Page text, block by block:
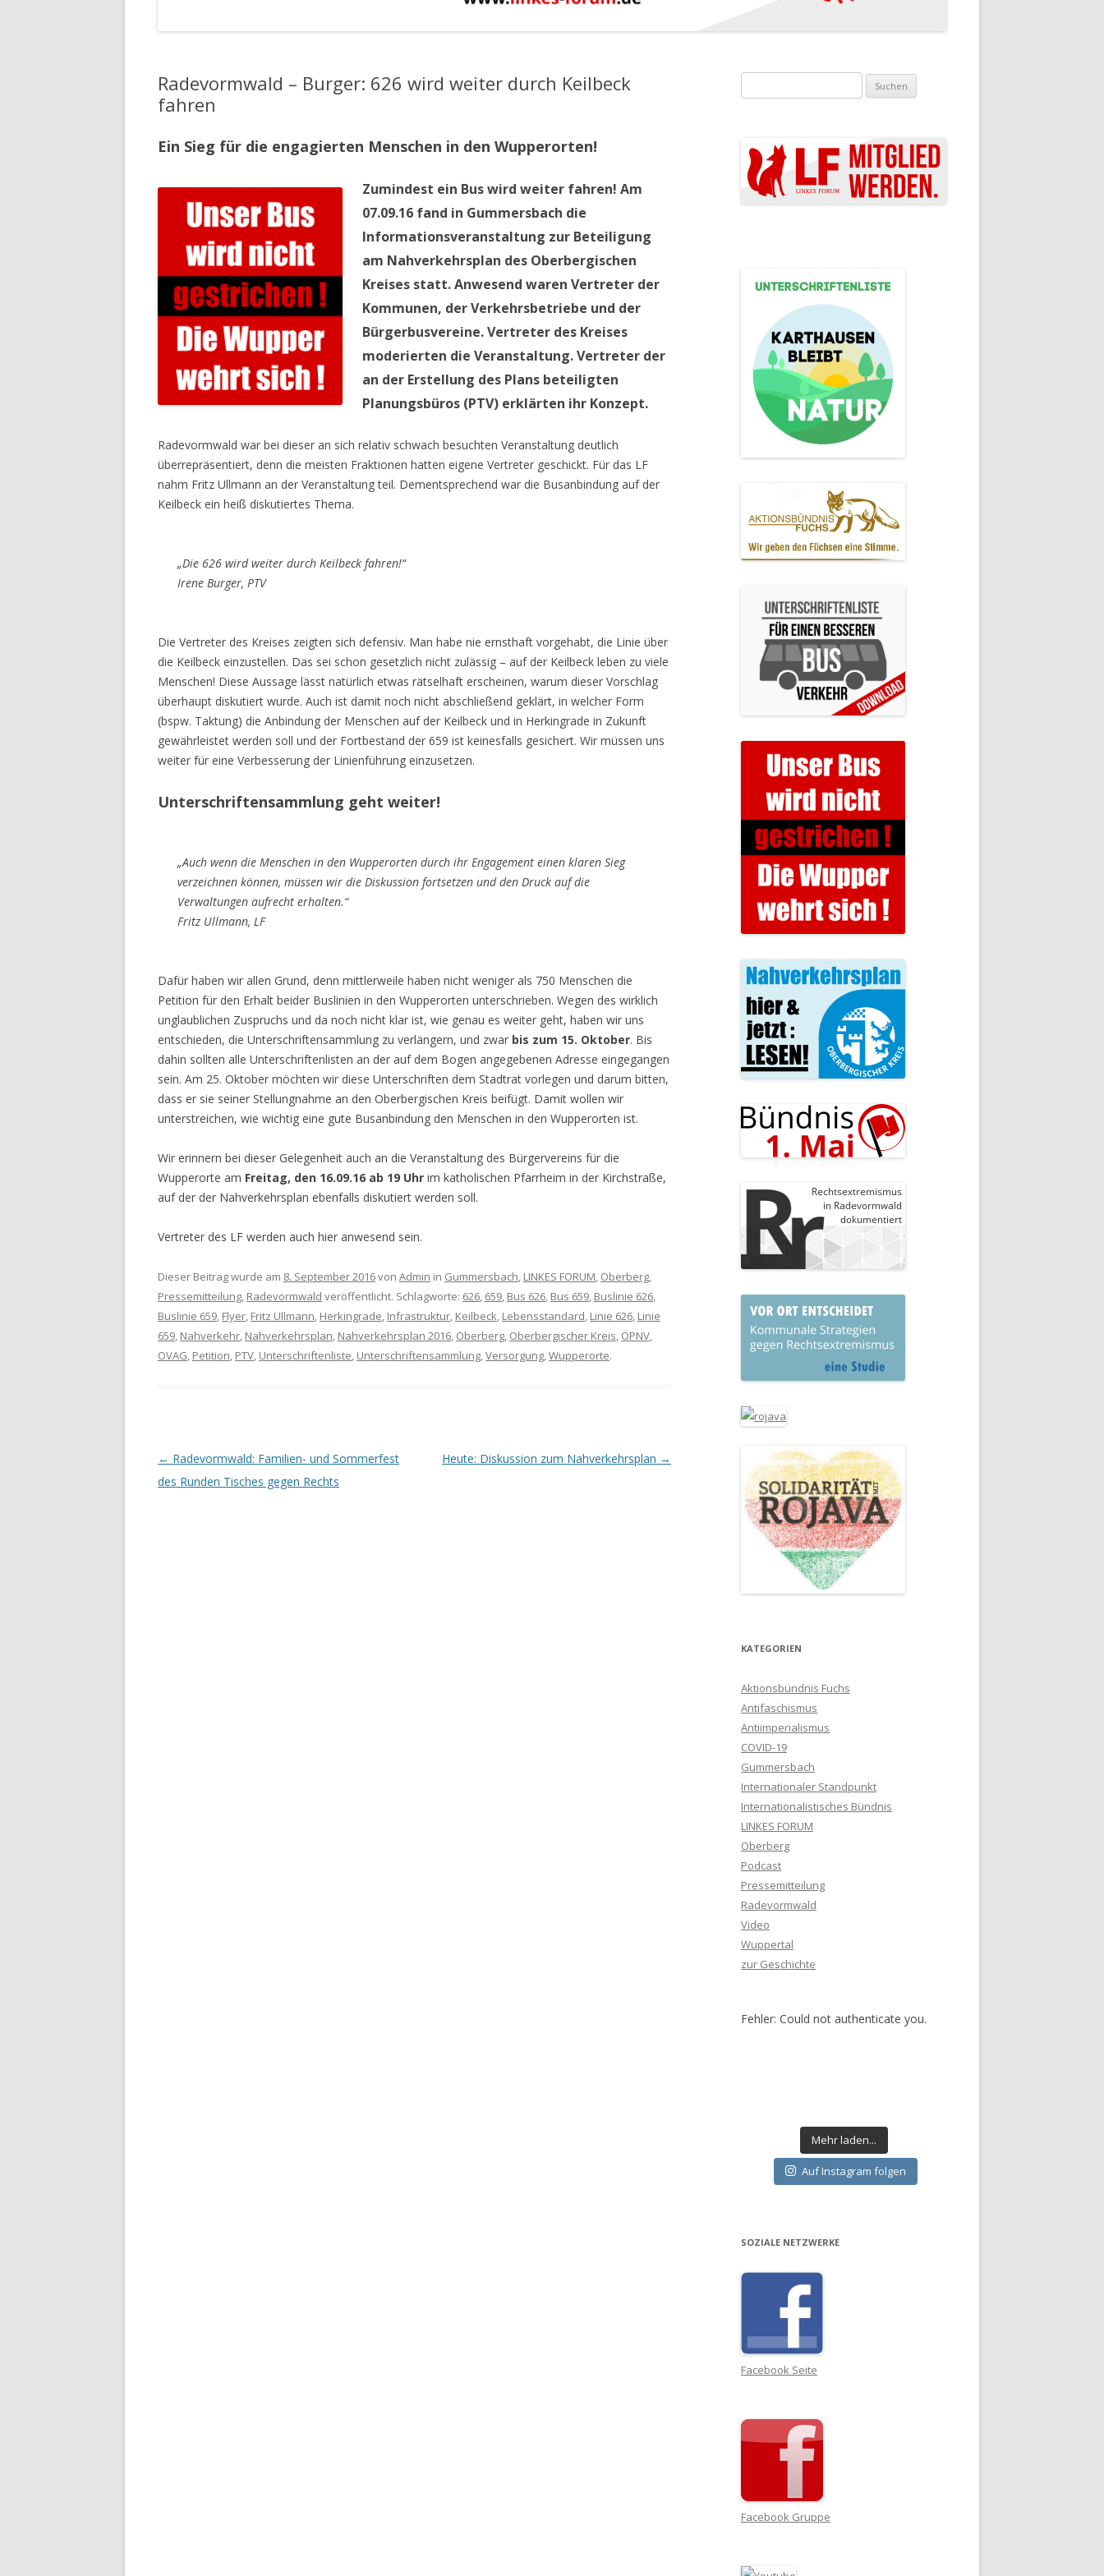
Radevormwald – Burger: 626 wird weiter durch Keilbeck
fahren
Ein Sieg für die engagierten Menschen in den Wupperorten!
Zumindest ein Bus wird weiter fahren! Am
07.09.16 fand in Gummersbach die
Informationsveranstaltung zur Beteiligung
am Nahverkehrsplan des Oberbergischen
Kreises statt. Anwesend waren Vertreter der
Kommunen, der Verkehrsbetriebe und der
Bürgerbusvereine. Vertreter des Kreises
moderierten die Veranstaltung. Vertreter der
an der Erstellung des Plans beteiligten
Planungsbüros (PTV) erklärten ihr Konzept.
Radevormwald war bei dieser an sich relativ schwach besuchten Veranstaltung deutlich
überrepräsentiert, denn die meisten Fraktionen hatten eigene Vertreter geschickt. Für das LF
nahm Fritz Ullmann an der Veranstaltung teil. Dementsprechend war die Busanbindung auf der
Keilbeck ein heiß diskutiertes Thema.
„Die 626 wird weiter durch Keilbeck fahren!“
Irene Burger, PTV
Die Vertreter des Kreises zeigten sich defensiv. Man habe nie ernsthaft vorgehabt, die Linie über
die Keilbeck einzustellen. Das sei schon gesetzlich nicht zulässig – auf der Keilbeck leben zu viele
Menschen! Diese Aussage lässt natürlich etwas rätselhaft erscheinen, warum dieser Vorschlag
überhaupt diskutiert wurde. Auch ist damit noch nicht abschließend geklärt, in welcher Form
(bspw. Taktung) die Anbindung der Menschen auf der Keilbeck und in Herkingrade in Zukunft
gewährleistet werden soll und der Fortbestand der 659 ist keinesfalls gesichert. Wir müssen uns
weiter für eine Verbesserung der Linienführung einzusetzen.
Unterschriftensammlung geht weiter!
„Auch wenn die Menschen in den Wupperorten durch ihr Engagement einen klaren Sieg
verzeichnen können, müssen wir die Diskussion fortsetzen und den Druck auf die
Verwaltungen aufrecht erhalten.“
Fritz Ullmann, LF
Dafür haben wir allen Grund, denn mittlerweile haben nicht weniger als 750 Menschen die
Petition für den Erhalt beider Buslinien in den Wupperorten unterschrieben. Wegen des wirklich
unglaublichen Zuspruchs und da noch nicht klar ist, wie genau es weiter geht, haben wir uns
entschieden, die Unterschriftensammlung zu verlängern, und zwar bis zum 15. Oktober. Bis
dahin sollten alle Unterschriftenlisten an der auf dem Bogen angegebenen Adresse eingegangen
sein. Am 25. Oktober möchten wir diese Unterschriften dem Stadtrat vorlegen und darum bitten,
dass er sie seiner Stellungnahme an den Oberbergischen Kreis beifügt. Damit wollen wir
unterstreichen, wie wichtig eine gute Busanbindung den Menschen in den Wupperorten ist.
Wir erinnern bei dieser Gelegenheit auch an die Veranstaltung des Bürgervereins für die
Wupperorte am Freitag, den 16.09.16 ab 19 Uhr im katholischen Pfarrheim in der Kirchstraße,
auf der der Nahverkehrsplan ebenfalls diskutiert werden soll.
Vertreter des LF werden auch hier anwesend sein.
Dieser Beitrag wurde am 8. September 2016von Admin in Gummersbach, LINKES FORUM, Oberberg,
Pressemitteilung, Radevormwald veröffentlicht. Schlagworte: 626, 659, Bus 626, Bus 659, Buslinie 626,
Buslinie 659, Flyer, Fritz Ullmann, Herkingrade, Infrastruktur, Keilbeck, Lebensstandard, Linie 626, Linie
659, Nahverkehr, Nahverkehrsplan, Nahverkehrsplan 2016, Oberberg, Oberbergischer Kreis, ÖPNV,
OVAG, Petition, PTV, Unterschriftenliste, Unterschriftensammlung,Versorgung,Wupperorte.
Artikel-Navigation
← Radevormwald: Familien- und Sommerfest
des Runden Tisches gegen Rechts
Heute: Diskussion zum Nahverkehrsplan →
KATEGORIEN
Aktionsbündnis Fuchs
Antifaschismus
Antiimperialismus
COVID-19
Gummersbach
Internationaler Standpunkt
Internationalistisches Bündnis
LINKES FORUM
Oberberg
Podcast
Pressemitteilung
Radevormwald
Video
Wuppertal
zur Geschichte
Fehler: Could not authenticate you.
Mehr laden...
Auf Instagram folgen
SOZIALE NETZWERKE
Facebook Seite
Facebook Gruppe